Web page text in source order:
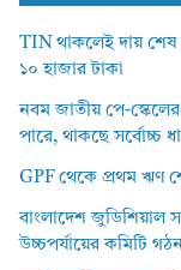
TIN থাকলেই দায় শেষ
১০ হাজার টাকা
নবম জাতীয় পে-
পারে, থাকছে সর্বোচ্চ
GPF থেকে প্রথম ঋণ
বাংলাদেশ জুডিশিয়াল
উচ্চপর্যায়ের কমিটি